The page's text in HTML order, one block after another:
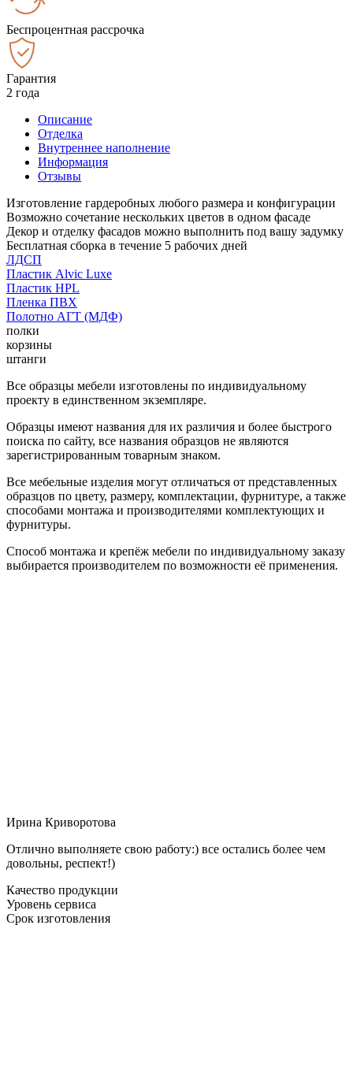
Беспроцентная рассрочка
Гарантия
2 года
Описание
Отделка
Внутреннее наполнение
Информация
Отзывы
Изготовление гардеробных любого размера и конфигурации
Возможно сочетание нескольких цветов в одном фасаде
Декор и отделку фасадов можно выполнить под вашу задумку
Бесплатная сборка в течение 5 рабочих дней
ЛДСП
Пластик Alvic Luxe
Пластик HPL
Пленка ПВХ
Полотно АГТ (МДФ)
полки
корзины
штанги
Все образцы мебели изготовлены по индивидуальному
проекту в единственном экземпляре.
Образцы имеют названия для их различия и более быстрого
поиска по сайту, все названия образцов не являются
зарегистрированным товарным знаком.
Все мебельные изделия могут отличаться от представленных
образцов по цвету, размеру, комплектации, фурнитуре, а также
способами монтажа и производителями комплектующих и
фурнитуры.
Способ монтажа и крепёж мебели по индивидуальному заказу
выбирается производителем по возможности её применения.
Ирина Криворотова
Отлично выполняете свою работу:) все остались более чем
довольны, респект!)
Качество продукции
Уровень сервиса
Срок изготовления